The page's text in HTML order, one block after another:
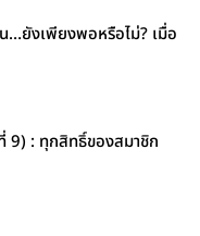
…ยังเพียงพอหรือไม่? เมื่อ
9) : ทุกสิทธิ์ของสมาชิก